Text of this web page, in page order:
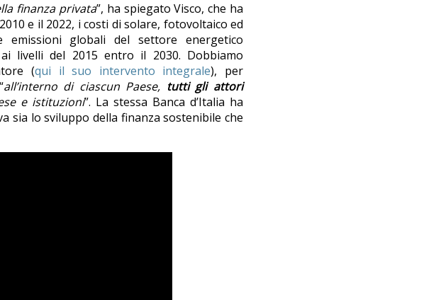
finanza privata”, ha spiegato Visco, che ha
e il 2022, i costi di solare, fotovoltaico ed
globali del settore energetico
livelli del 2015 entro il 2030. Dobbiamo
(qui il suo intervento integrale), per
all’interno di ciascun Paese, tutti gli attori
e istituzioni”. La stessa Banca d’Italia ha
sia lo sviluppo della finanza sostenibile che